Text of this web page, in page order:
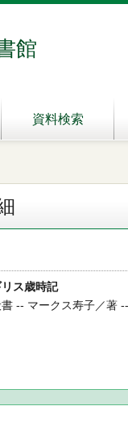
館
資料検索
ス歳時記
-- マークス寿子／著